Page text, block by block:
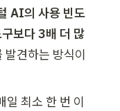
AI의 사용 빈도
보다 3배 더 많
발견하는 방식이
일 최소 한 번 이